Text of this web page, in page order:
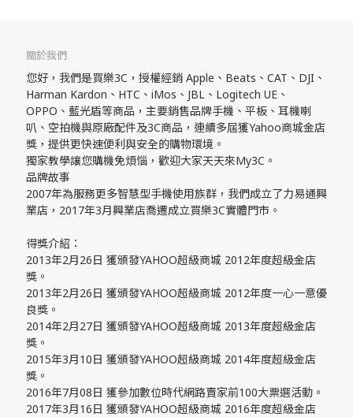
關於我們
您好，我們是買樂3C，授權經銷 Apple、Beats、CAT、DJI、
Harman Kardon、HTC、iMos、JBL、Logitech UE、
OPPO、藍光盾等商品，主要銷售品牌手機、平板、耳機喇
叭、空拍機與原廠配件及3C商品，連續多屆獲Yahoo商城金店
獎，提供更快速便利與安全的購物環境。
獨家教學讓您購機免煩惱，歡迎大家天天來My3C。
品牌故事
2007年為服務更多智慧型手機使用族群，我們成立了力易通興
業店，2017年3月興業店喬遷成立買樂3C實體門市。
得獎介紹：
2013年2月26日 獲頒發YAHOO超級商城 2012年度超級金店
獎。
2013年2月26日 獲頒發YAHOO超級商城 2012年度一心一意優
良獎。
2014年2月27日 獲頒發YAHOO超級商城 2013年度超級金店
獎。
2015年3月10日 獲頒發YAHOO超級商城 2014年度超級金店
獎。
2016年7月08日 獲參加數位時代網路賣家前100大票選活動。
2017年3月16日 獲頒發YAHOO超級商城 2016年度超級金店